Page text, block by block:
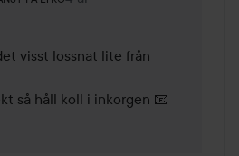
visst lossnat lite från
så håll koll i inkorgen 📧